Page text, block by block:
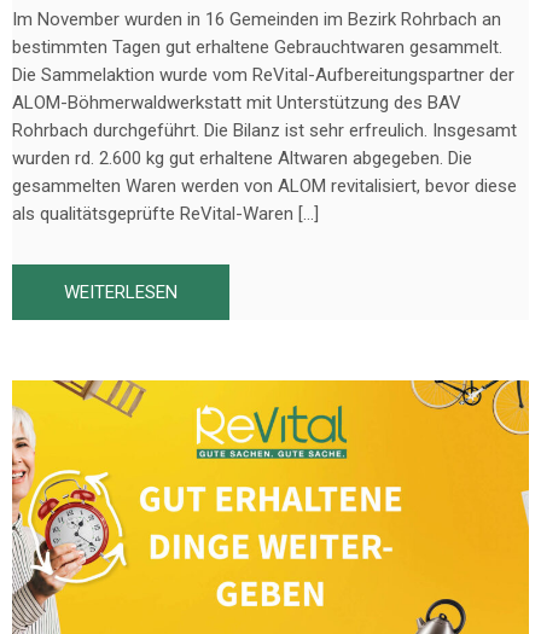
Im November wurden in 16 Gemeinden im Bezirk Rohrbach an
bestimmten Tagen gut erhaltene Gebrauchtwaren gesammelt.
Die Sammelaktion wurde vom ReVital-Aufbereitungspartner der
ALOM-Böhmerwaldwerkstatt mit Unterstützung des BAV
Rohrbach durchgeführt. Die Bilanz ist sehr erfreulich. Insgesamt
wurden rd. 2.600 kg gut erhaltene Altwaren abgegeben. Die
gesammelten Waren werden von ALOM revitalisiert, bevor diese
als qualitätsgeprüfte ReVital-Waren […]
WEITERLESEN